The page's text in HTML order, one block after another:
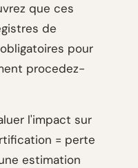
que ces
de
pour
procedez-
l'impact sur
= perte
estimation